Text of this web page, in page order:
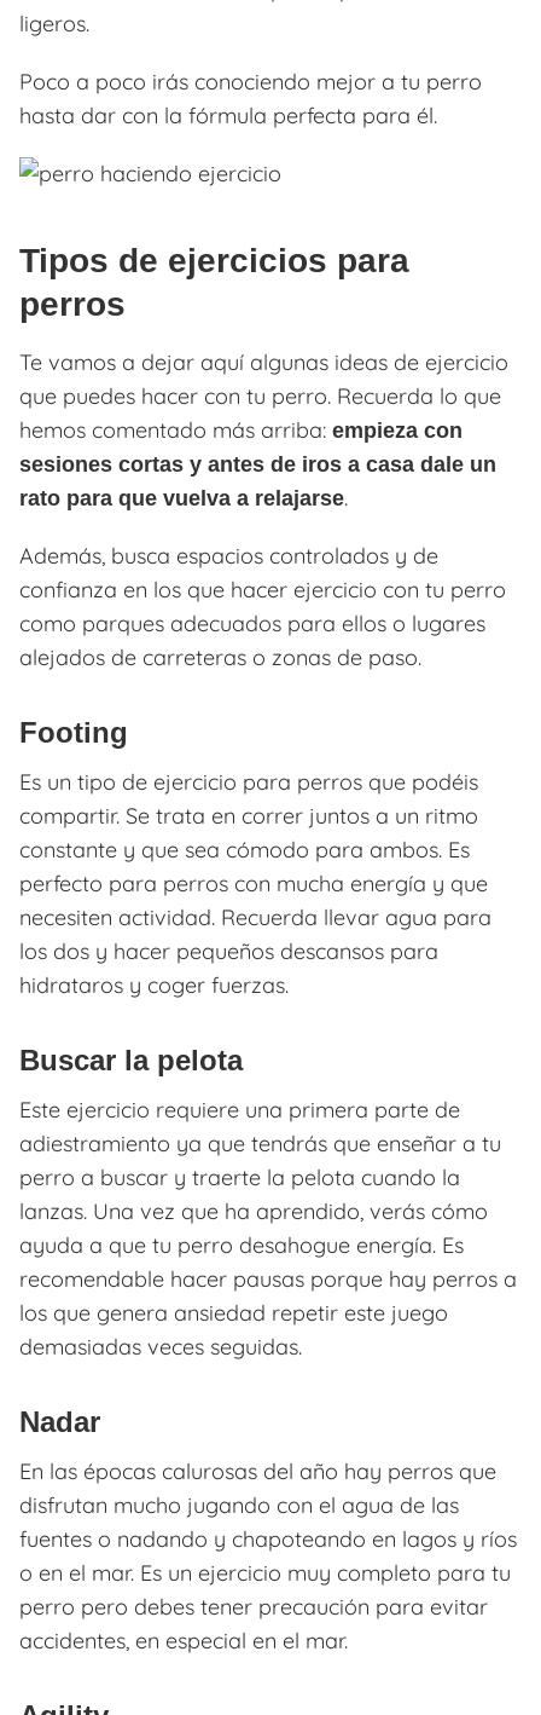
ligeros.
Poco a poco irás conociendo mejor a tu perro
hasta dar con la fórmula perfecta para él.
Tipos de ejercicios para
perros
Te vamos a dejar aquí algunas ideas de ejercicio
que puedes hacer con tu perro. Recuerda lo que
hemos comentado más arriba: empieza con
sesiones cortas y antes de iros a casa dale un
rato para que vuelva a relajarse.
Además, busca espacios controlados y de
confianza en los que hacer ejercicio con tu perro
como parques adecuados para ellos o lugares
alejados de carreteras o zonas de paso.
Footing
Es un tipo de ejercicio para perros que podéis
compartir. Se trata en correr juntos a un ritmo
constante y que sea cómodo para ambos. Es
perfecto para perros con mucha energía y que
necesiten actividad. Recuerda llevar agua para
los dos y hacer pequeños descansos para
hidrataros y coger fuerzas.
Buscar la pelota
Este ejercicio requiere una primera parte de
adiestramiento ya que tendrás que enseñar a tu
perro a buscar y traerte la pelota cuando la
lanzas. Una vez que ha aprendido, verás cómo
ayuda a que tu perro desahogue energía. Es
recomendable hacer pausas porque hay perros a
los que genera ansiedad repetir este juego
demasiadas veces seguidas.
Nadar
En las épocas calurosas del año hay perros que
disfrutan mucho jugando con el agua de las
fuentes o nadando y chapoteando en lagos y ríos
o en el mar. Es un ejercicio muy completo para tu
perro pero debes tener precaución para evitar
accidentes, en especial en el mar.